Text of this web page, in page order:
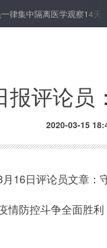
集中隔离医学观察14天
报评论员
2020-03-15
16日评论员文章：
防控斗争全面胜利